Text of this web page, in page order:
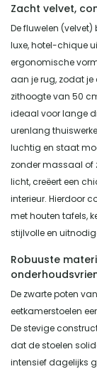
Zacht velvet,
De fluwelen
luxe, hotel-chique
ergonomische
aan je rug, zodat je
zithoogte van 50
ideaal voor lange
urenlang
luchtig en staat
zonder massaal of
licht, creëert een
interieur. Hierdoor
met houten tafels,
stijlvolle en
Robuuste
De zwarte poten
eetkamerstoelen
De stevige
dat de stoelen
intensief dagelijks